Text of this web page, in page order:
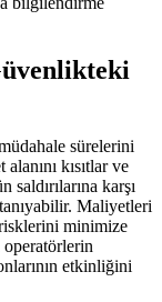
sürelerini
kısıtlar ve
saldırılarına karşı
Maliyetleri
minimize
operatörlerin
etkinliğini